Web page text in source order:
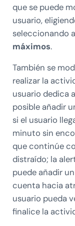
que se puede
usuario,
seleccionando
máximos.
También se
realizar la
usuario dedica
posible añadir
si el usuario
minuto sin
que continúe
distraído; la
puede añadir un
cuenta hacia
usuario pueda
finalice la